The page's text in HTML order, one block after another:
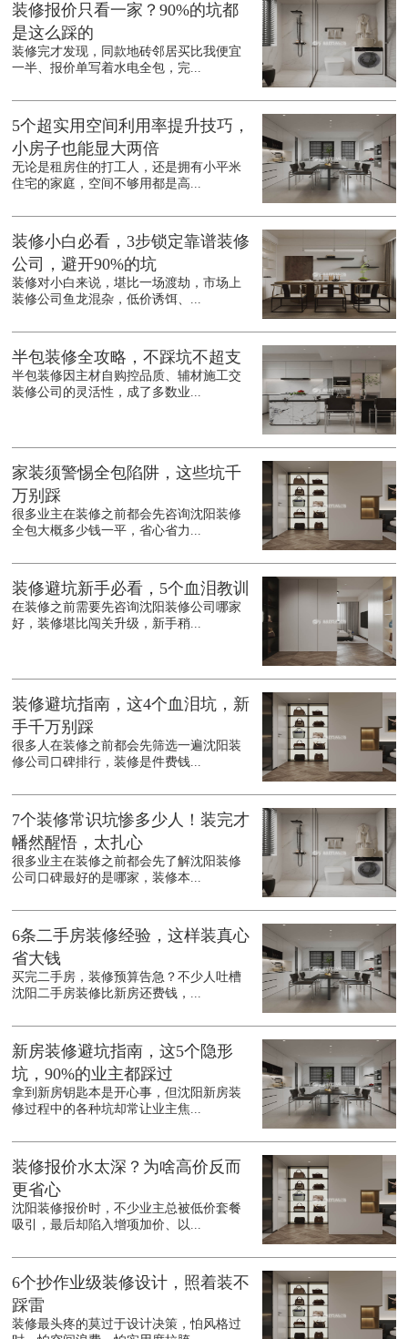
装修报价只看一家？90%的坑都
是这么踩的
装修完才发现，同款地砖邻居买比我便宜
一半、报价单写着水电全包，完...
5个超实用空间利用率提升技巧，
小房子也能显大两倍
无论是租房住的打工人，还是拥有小平米
住宅的家庭，空间不够用都是高...
装修小白必看，3步锁定靠谱装修
公司，避开90%的坑
装修对小白来说，堪比一场渡劫，市场上
装修公司鱼龙混杂，低价诱饵、...
半包装修全攻略，不踩坑不超支
半包装修因主材自购控品质、辅材施工交
装修公司的灵活性，成了多数业...
家装须警惕全包陷阱，这些坑千
万别踩
很多业主在装修之前都会先咨询沈阳装修
全包大概多少钱一平，省心省力...
装修避坑新手必看，5个血泪教训
在装修之前需要先咨询沈阳装修公司哪家
好，装修堪比闯关升级，新手稍...
装修避坑指南，这4个血泪坑，新
手千万别踩
很多人在装修之前都会先筛选一遍沈阳装
修公司口碑排行，装修是件费钱...
7个装修常识坑惨多少人！装完才
幡然醒悟，太扎心
很多业主在装修之前都会先了解沈阳装修
公司口碑最好的是哪家，装修本...
6条二手房装修经验，这样装真心
省大钱
买完二手房，装修预算告急？不少人吐槽
沈阳二手房装修比新房还费钱，...
新房装修避坑指南，这5个隐形
坑，90%的业主都踩过
拿到新房钥匙本是开心事，但沈阳新房装
修过程中的各种坑却常让业主焦...
装修报价水太深？为啥高价反而
更省心
沈阳装修报价时，不少业主总被低价套餐
吸引，最后却陷入增项加价、以...
6个抄作业级装修设计，照着装不
踩雷
装修最头疼的莫过于设计决策，怕风格过